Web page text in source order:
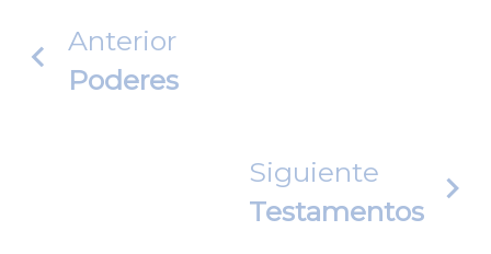
Anterior
Poderes
Siguiente
Testamentos